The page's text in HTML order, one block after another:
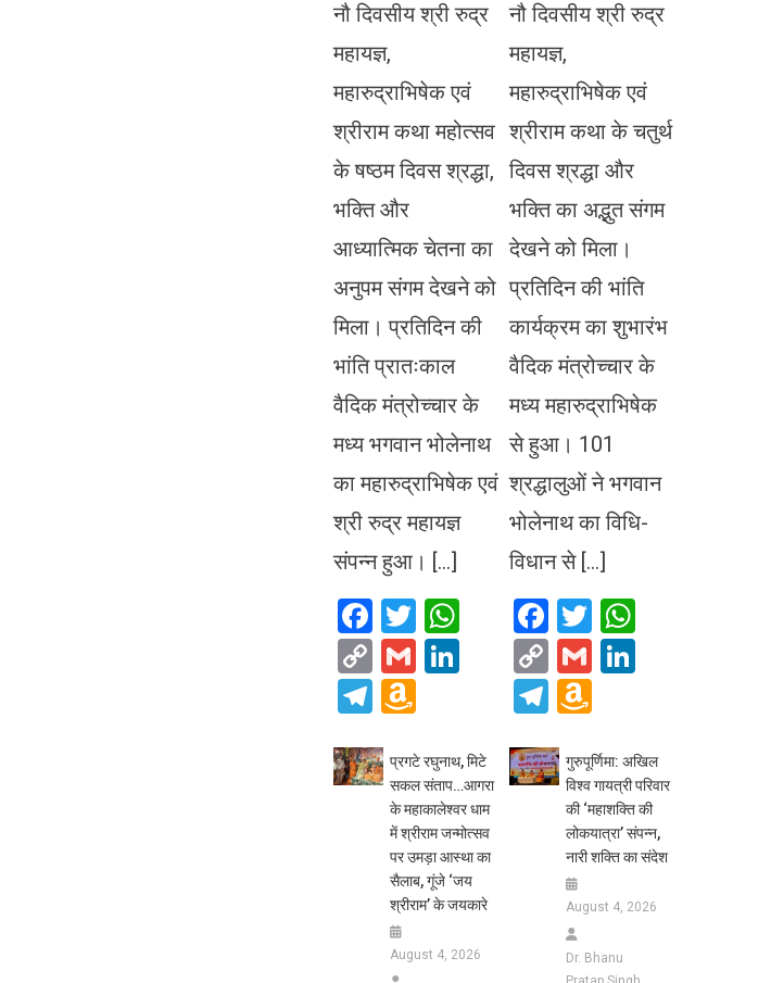
नौ दिवसीय श्री रुद्र
महायज्ञ,
महारुद्राभिषेक एवं
श्रीराम कथा महोत्सव
के षष्ठम दिवस श्रद्धा,
भक्ति और
आध्यात्मिक चेतना का
अनुपम संगम देखने को
मिला। प्रतिदिन की
भांति प्रातःकाल
वैदिक मंत्रोच्चार के
मध्य भगवान भोलेनाथ
का महारुद्राभिषेक एवं
श्री रुद्र महायज्ञ
संपन्न हुआ। […]
Facebook
TwitterWhatsApp
Copy
Link
GmailLinkedIn
Telegram
Amazon
List
नौ दिवसीय श्री रुद्र
महायज्ञ,
महारुद्राभिषेक एवं
श्रीराम कथा के चतुर्थ
दिवस श्रद्धा और
भक्ति का अद्भुत संगम
देखने को मिला।
प्रतिदिन की भांति
कार्यक्रम का शुभारंभ
वैदिक मंत्रोच्चार के
मध्य महारुद्राभिषेक
से हुआ। 101
श्रद्धालुओं ने भगवान
भोलेनाथ का विधि-
विधान से […]
Facebook
Twitter
Copy
Link
Gmail
Telegram
List
प्रगटे रघुनाथ, मिटे
सकल संताप…आगरा
के महाकालेश्वर धाम
में श्रीराम जन्मोत्सव
पर उमड़ा आस्था का
सैलाब, गूंजे ‘जय
श्रीराम’ के जयकारे
August 4, 2026
गुरुपूर्णिमा: अखिल
विश्व गायत्री परिवार
की ‘महाशक्ति की
लोकयात्रा’ संपन्न,
नारी शक्ति का संदेश
August 4, 2026
Dr. Bhanu